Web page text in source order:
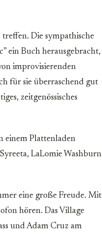
Die sympathische
ein Buch herausgebracht,
improvisierenden
für sie überraschend gut
zeitgenössisches
einem Plattenladen
LaLomie Washburn
eine große Freude. Mit
hören. Das Village
und Adam Cruz am